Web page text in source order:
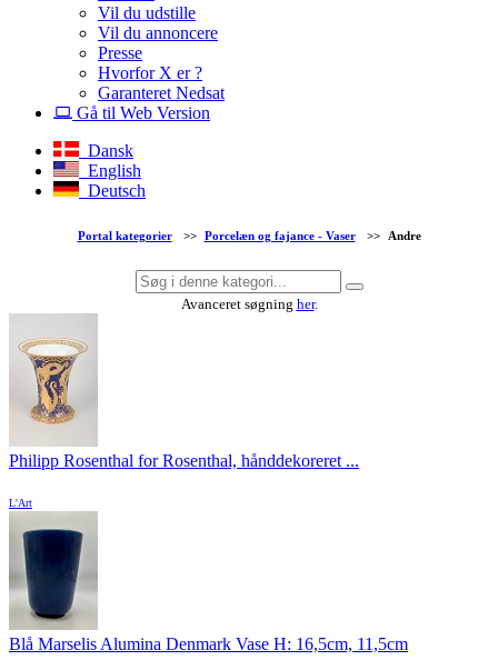
Vil du udstille
Vil du annoncere
Presse
Hvorfor X er ?
Garanteret Nedsat
Gå til Web Version
Dansk
English
Deutsch
Portal kategorier >> Porcelæn og fajance - Vaser >> Andre
Avanceret søgning her.
Philipp Rosenthal for Rosenthal, hånddekoreret ...
L'Art
Blå Marselis Alumina Denmark Vase H: 16,5cm, 11,5cm